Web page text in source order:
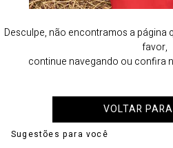
Desculpe, não encontramos a
favor,
continue navegando ou confira
VOLTAR
Sugestões para você